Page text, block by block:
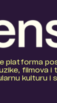
platforma
filmova i
kulturu i